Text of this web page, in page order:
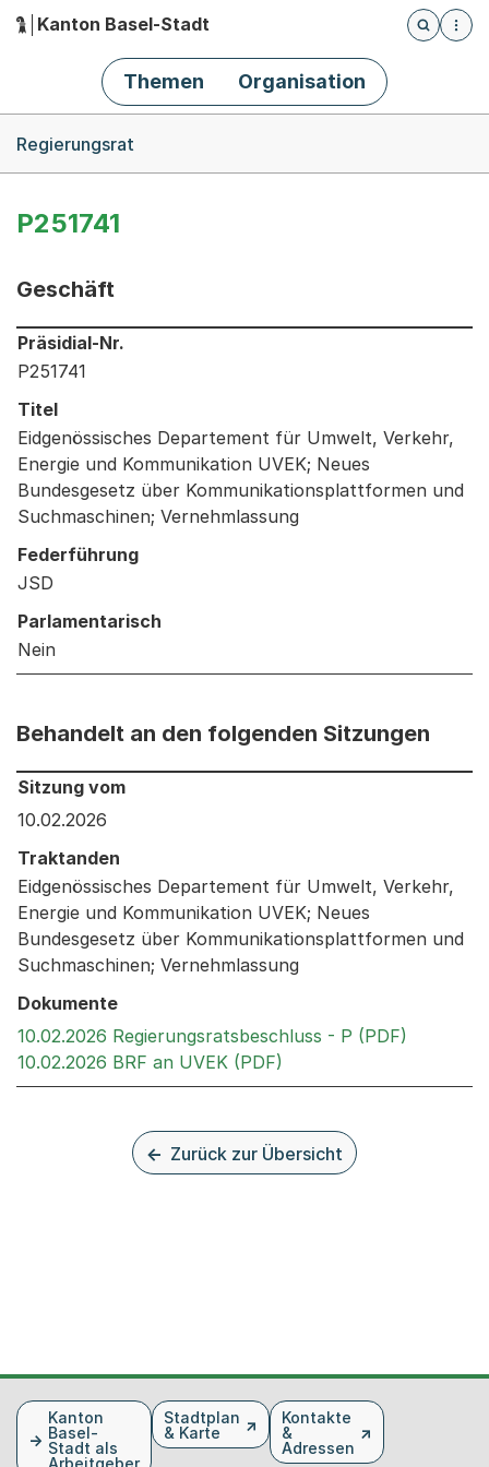
Hauptnavigation
Kanton Basel-Stadt
Öffnet
Themen Organisation
Regierungsrat
P251741
Geschäft
Informationen zum Ausgewählten Geschäft
Präsidial-Nr.
P251741
Titel
Eidgenössisches Departement für Umwelt, Verkehr,
Energie und Kommunikation UVEK; Neues
Bundesgesetz über Kommunikationsplattformen und
Suchmaschinen; Vernehmlassung
Federführung
JSD
Parlamentarisch
Nein
Behandelt an den folgenden Sitzungen
Behandelt an den folgenden Sitzungen: Informationen
Sitzung vom
10.02.2026
Traktanden
Eidgenössisches Departement für Umwelt, Verkehr,
Energie und Kommunikation UVEK; Neues
Bundesgesetz über Kommunikationsplattformen und
Suchmaschinen; Vernehmlassung
Dokumente
10.02.2026 Regierungsratsbeschluss - P (PDF)
10.02.2026 BRF an UVEK (PDF)
Zurück zur Übersicht
FusszeileKanton
Basel-
Stadt als
Arbeitgeber
Stadtplan
& Karte
Kontakte
&
Adressen